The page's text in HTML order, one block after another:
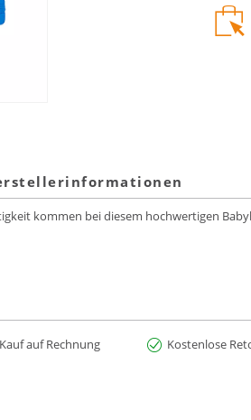
kommen bei diesem hochwertigen
Kauf auf Rechnung Kostenlose